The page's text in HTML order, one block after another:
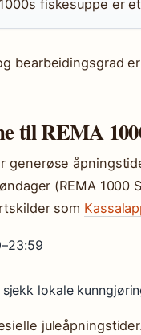
fiskesuppe er
bearbeidingsgrad
til REMA
generøse
(REMA 1000
som
sjekk lokale